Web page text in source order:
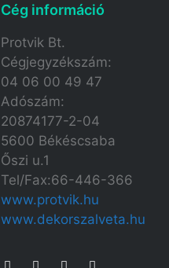
Cég információ
Protvik Bt.
Cégjegyzékszám:
04 06 00 49 47
Adószám:
20874177-2-04
5600 Békéscsaba
Őszi u.1
Tel/Fax:66-446-366
www.protvik.hu
www.dekorszalveta.hu